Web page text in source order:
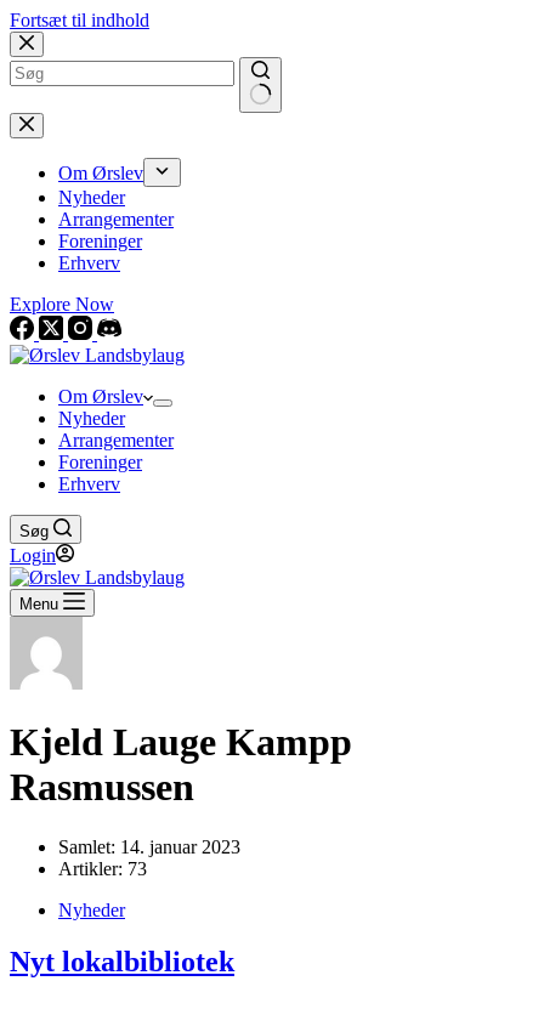
Fortsæt til indhold
Om Ørslev
Nyheder
Arrangementer
Foreninger
Erhverv
Explore Now
Om Ørslev
Nyheder
Arrangementer
Foreninger
Erhverv
Søg
Login
Menu
Kjeld Lauge Kampp
Rasmussen
Samlet: 14. januar 2023
Artikler: 73
Nyheder
Nyt lokalbibliotek